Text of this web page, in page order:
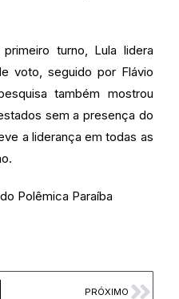
turno, Lula lidera
voto, seguido por Flávio
também mostrou
sem a presença do
a liderança em todas as
Polêmica Paraíba
PRÓXIMO